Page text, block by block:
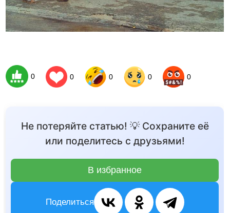
0 0 0 0 0
Не потеряйте статью! 💡 Сохраните её
или поделитесь с друзьями!
В избранное
Поделиться